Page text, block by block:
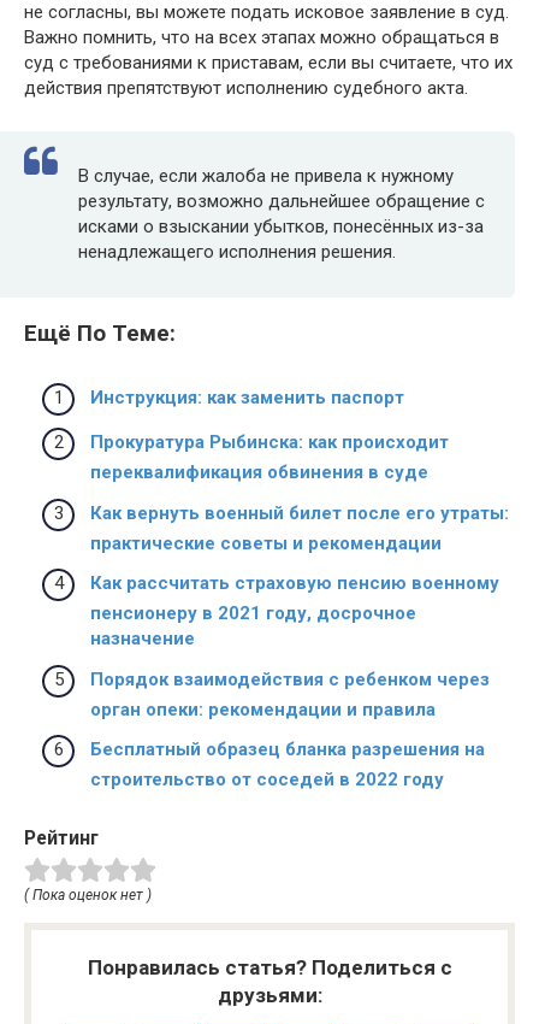
не согласны, вы можете подать исковое заявление в суд.
Важно помнить, что на всех этапах можно обращаться в
суд с требованиями к приставам, если вы считаете, что их
действия препятствуют исполнению судебного акта.
В случае, если жалоба не привела к нужному
результату, возможно дальнейшее обращение с
исками о взыскании убытков, понесённых из-за
ненадлежащего исполнения решения.
Ещё По Теме:
Инструкция: как заменить паспорт
Прокуратура Рыбинска: как происходит
переквалификация обвинения в суде
Как вернуть военный билет после его утраты:
практические советы и рекомендации
Как рассчитать страховую пенсию военному
пенсионеру в 2021 году, досрочное
назначение
Порядок взаимодействия с ребенком через
орган опеки: рекомендации и правила
Бесплатный образец бланка разрешения на
строительство от соседей в 2022 году
Рейтинг
( Пока оценок нет )
Понравилась статья? Поделиться с
друзьями: